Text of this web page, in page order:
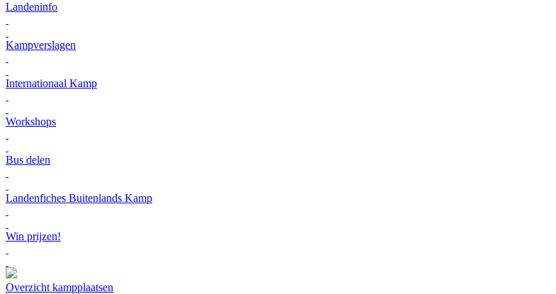
Landeninfo
Kampverslagen
Internationaal Kamp
Workshops
Bus delen
Landenfiches Buitenlands Kamp
Win prijzen!
Overzicht kampplaatsen